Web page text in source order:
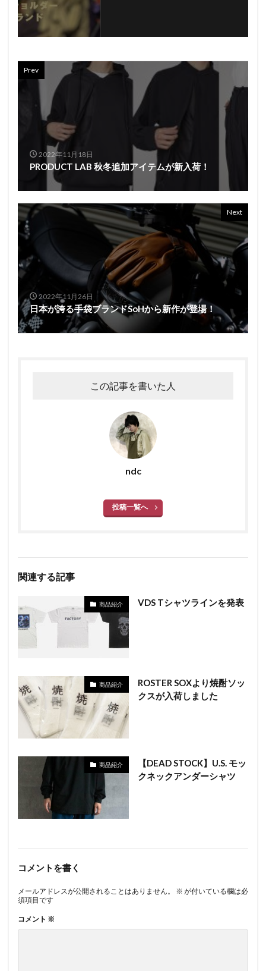
Prev
2022年11月18日
PRODUCT LAB 秋冬追加アイテムが新入荷！
Next
2022年11月26日
日本が誇る手袋ブランドSoHから新作が登場！
この記事を書いた人
ndc
投稿一覧へ
関連する記事
商品紹介 VDS Tシャツラインを発表
商品紹介
ROSTER SOXより焼酎ソッ
クスが入荷しました
商品紹介
【DEAD STOCK】U.S. モッ
クネックアンダーシャツ
コメントを書く
メールアドレスが公開されることはありません。 ※ が付いている欄は必
須項目です
コメント ※